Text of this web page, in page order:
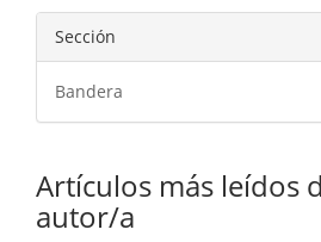
Sección
Bandera
Artículos más leídos
autor/a